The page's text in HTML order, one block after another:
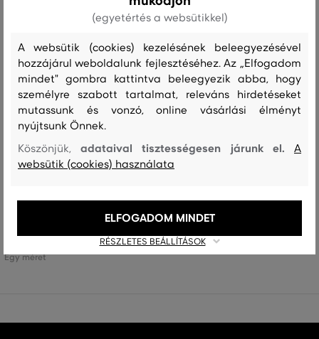
6 490 Ft
Egy méret
(egyetértés a websütikkel)
A websütik (cookies) kezelésének beleegyezésével
hozzájárul weboldalunk fejlesztéséhez. Az „Elfogadom
mindet" gombra kattintva beleegyezik abba, hogy
személyre szabott tartalmat, releváns hirdetéseket
mutassunk és vonzó, online vásárlási élményt
nyújtsunk Önnek.
Köszönjük,adataival tisztességesen járunk el.A
websütik (cookies) használata
RÉSZLETES BEÁLLÍTÁSOK
ELFOGADOM MINDET